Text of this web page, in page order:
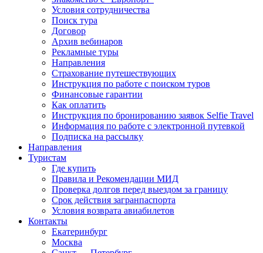
Условия сотрудничества
Поиск тура
Договор
Архив вебинаров
Рекламные туры
Направления
Страхование путешествующих
Инструкция по работе с поиском туров
Финансовые гарантии
Как оплатить
Инструкция по бронированию заявок Selfie Travel
Информация по работе с электронной путевкой
Подписка на рассылку
Направления
Туристам
Где купить
Правила и Рекомендации МИД
Проверка долгов перед выездом за границу
Срок действия загранпаспорта
Условия возврата авиабилетов
Контакты
Екатеринбург
Москва